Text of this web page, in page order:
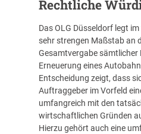
Rechtliche
Das OLG Düsseldorf legt
sehr strengen Maßstab an
Gesamtvergabe sämtlicher
Erneuerung eines
Entscheidung zeigt, dass
Auftraggeber im Vorfeld
umfangreich mit den
wirtschaftlichen Gründen
Hierzu gehört auch eine